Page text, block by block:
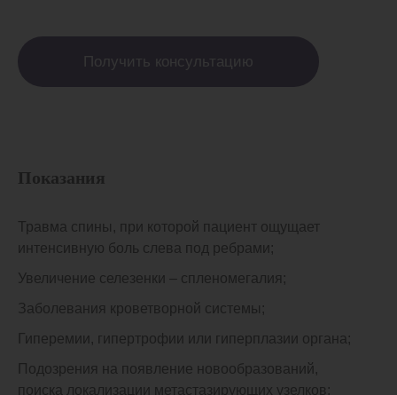
Получить консультацию
Показания
Травма спины, при которой пациент ощущает
интенсивную боль слева под ребрами;
Увеличение селезенки – спленомегалия;
Заболевания кроветворной системы;
Гиперемии, гипертрофии или гиперплазии органа;
Подозрения на появление новообразований,
поиска локализации метастазирующих узелков;